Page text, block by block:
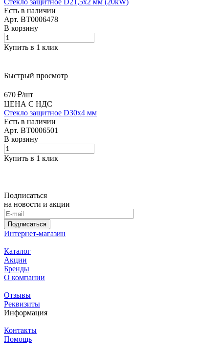
Стекло защитное D21,5х2 мм (20kW)
Есть в наличии
Арт. BT0006478
В корзину
Купить в 1 клик
Быстрый просмотр
670 ₽/шт
ЦЕНА С НДС
Стекло защитное D30х4 мм
Есть в наличии
Арт. BT0006501
В корзину
Купить в 1 клик
Подписаться
на новости и акции
Подписаться
Интернет-магазин
Каталог
Акции
Бренды
О компании
Отзывы
Реквизиты
Информация
Контакты
Помощь